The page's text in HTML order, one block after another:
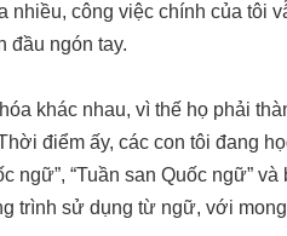
công việc chính của tôi
đầu ngón tay.
khác nhau, vì thế họ phải
điểm ấy, các con tôi đang
“Tuần san Quốc ngữ” và
trình sử dụng từ ngữ, với